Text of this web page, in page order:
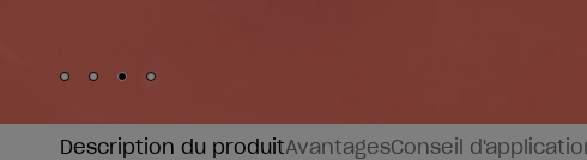
Skip to slide
Skip to slide
Skip to slide
Skip to slide
Description du produitAvantagesConseil